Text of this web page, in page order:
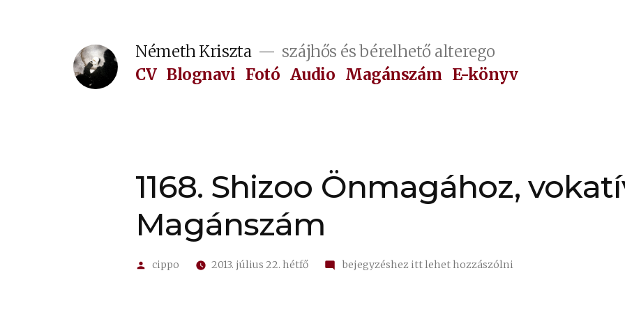
Németh Kriszta
szájhős és bérelhető alterego
CV Blognavi Fotó Audio Magánszám E-könyv
1168. Shizoo Önmagához,
Magánszám
Szerző:
cippo 2013. július 22. hétfő
on
bejegyzéshez itt lehet hozzászólni